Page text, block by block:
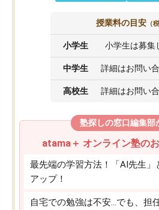
授業料の目安 （
小学生 小学生は募集
中学生 詳細はお問い
高校生 詳細はお問い
塾探しの窓口編集部
atama＋ オンライン塾の
最先端の学習方法！「AI先生
アップ！
自宅での勉強は不安…でも、担